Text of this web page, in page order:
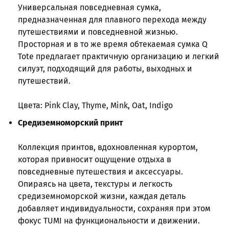
Универсальная повседневная сумка,
предназначенная для плавного перехода между
путешествиями и повседневной жизнью.
Просторная и в то же время обтекаемая сумка Q
Tote предлагает практичную организацию и легкий
силуэт, подходящий для работы, выходных и
путешествий.
Цвета: Pink Clay, Thyme, Mink, Oat, Indigo
Средиземноморский принт
Коллекция принтов, вдохновленная курортом,
которая привносит ощущение отдыха в
повседневные путешествия и аксессуары.
Опираясь на цвета, текстуры и легкость
средиземноморской жизни, каждая деталь
добавляет индивидуальности, сохраняя при этом
фокус TUMI на функциональности и движении.